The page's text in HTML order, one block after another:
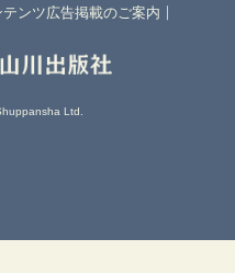
テンツ広告掲載のご案内 ｜
Ltd.